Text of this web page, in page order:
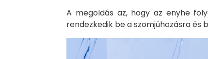
A megoldás az, hogy az enyhe
rendezkedik be a szomjúhozásra és